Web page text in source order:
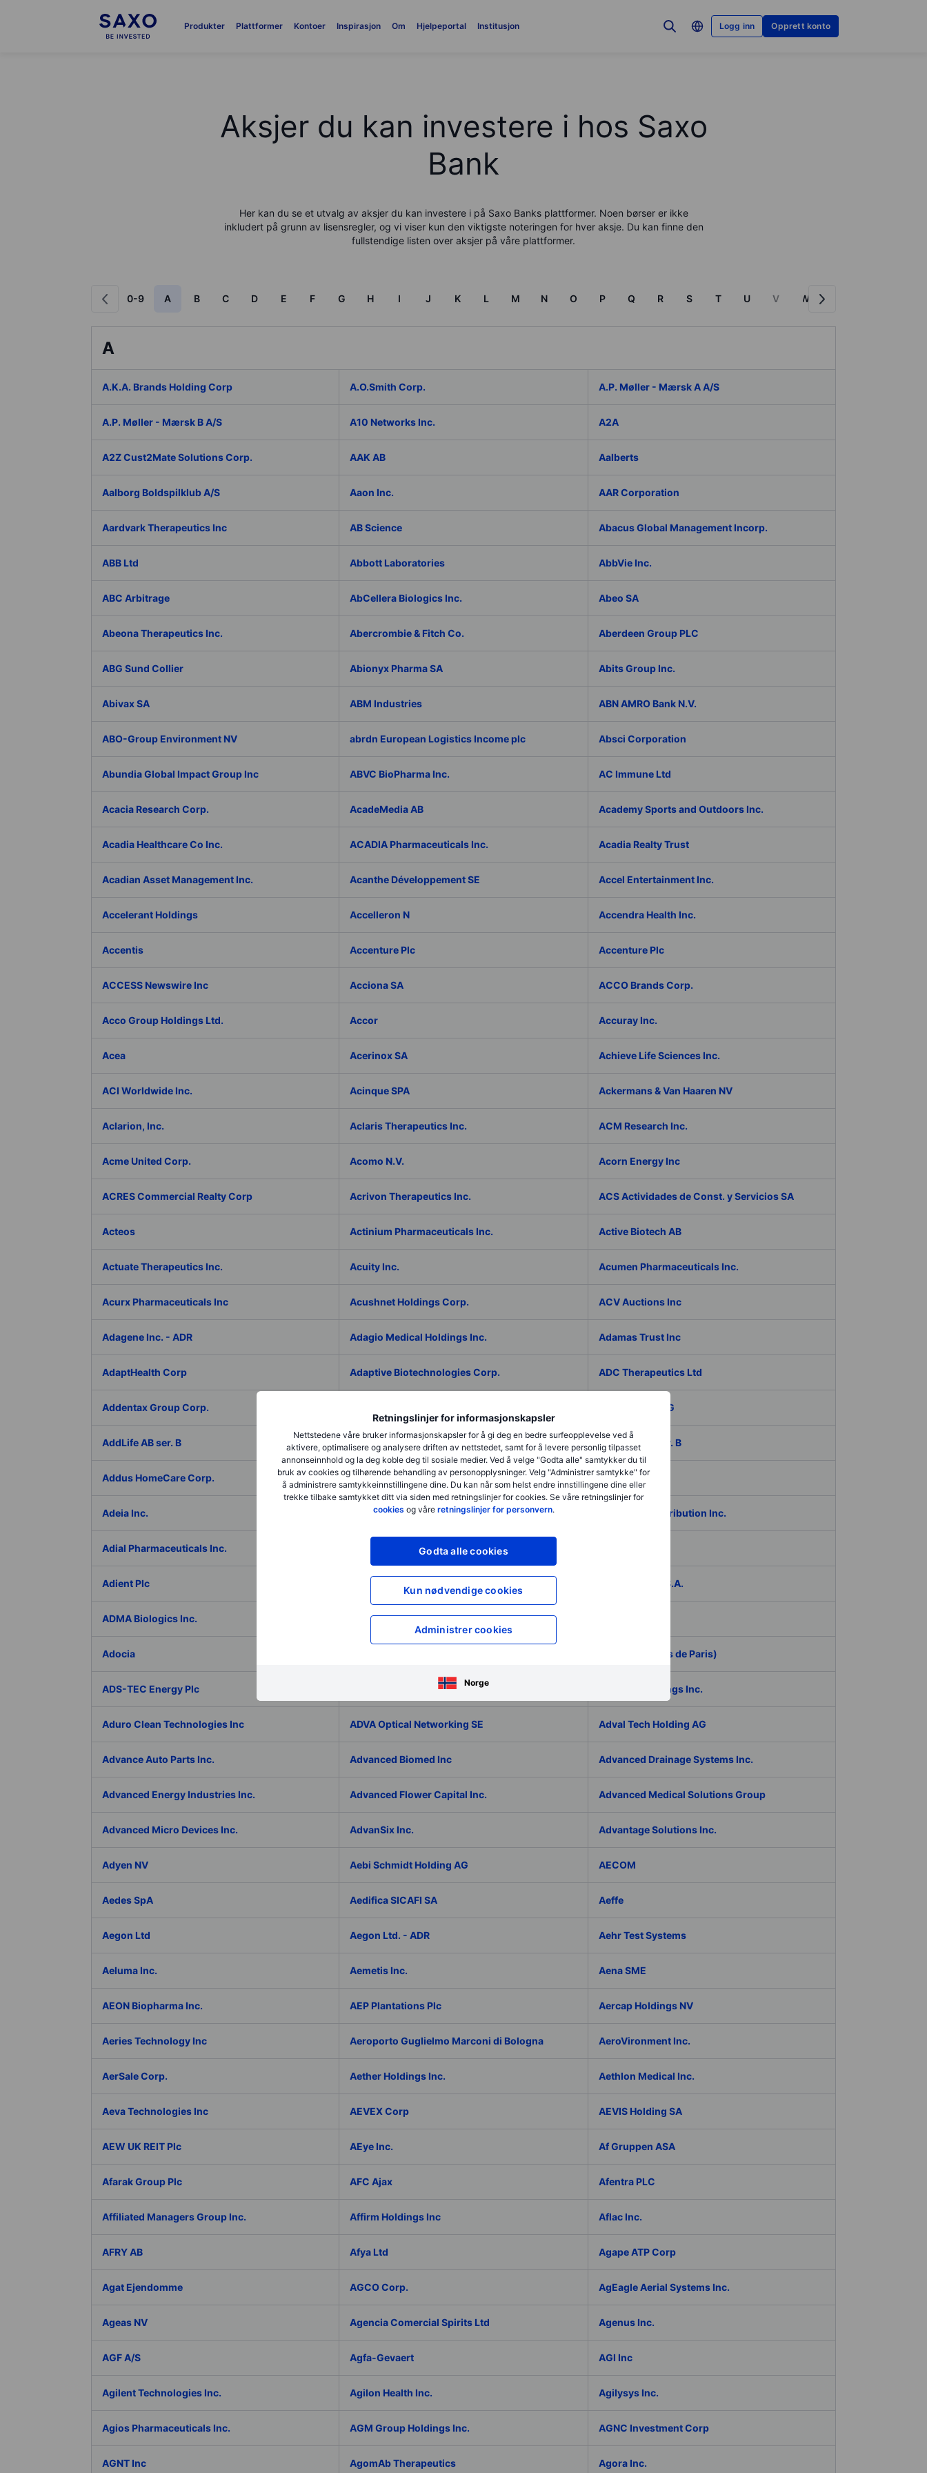
Produkter Plattformer Kontoer Inspirasjon Om Hjelpeportal Institusjon Logg inn Opprett konto
Retningslinjer for informasjonskapsler
Nettstedene våre bruker informasjonskapsler for å gi deg en bedre surfeopplevelse ved å
aktivere, optimalisere og analysere driften av nettstedet, samt for å levere personlig tilpasset
annonseinnhold og la deg koble deg til sosiale medier. Ved å velge "Godta alle" samtykker du til
bruk av cookies og tilhørende behandling av personopplysninger. Velg "Administrer samtykke" for
å administrere samtykkeinnstillingene dine. Du kan når som helst endre innstillingene dine eller
trekke tilbake samtykket ditt via siden med retningslinjer for cookies. Se våre retningslinjer for
cookies og våre retningslinjer for personvern.
Godta alle cookies
Kun nødvendige cookies
Administrer cookies
Norge
Aksjer du kan investere i hos Saxo
Bank
Her kan du se et utvalg av aksjer du kan investere i på Saxo Banks plattformer. Noen børser er ikke
inkludert på grunn av lisensregler, og vi viser kun den viktigste noteringen for hver aksje. Du kan finne den
fullstendige listen over aksjer på våre plattformer.
0-9 A B C D E F G H I J K L M N O P Q R S T U V W
A
A.K.A. Brands Holding Corp A.O.Smith Corp. A.P. Møller - Mærsk A A/S
A.P. Møller - Mærsk B A/S A10 Networks Inc. A2A
A2Z Cust2Mate Solutions Corp. AAK AB Aalberts
Aalborg Boldspilklub A/S Aaon Inc. AAR Corporation
Aardvark Therapeutics Inc AB Science Abacus Global Management Incorp.
ABB Ltd Abbott Laboratories AbbVie Inc.
ABC Arbitrage AbCellera Biologics Inc. Abeo SA
Abeona Therapeutics Inc. Abercrombie & Fitch Co. Aberdeen Group PLC
ABG Sund Collier Abionyx Pharma SA Abits Group Inc.
Abivax SA ABM Industries ABN AMRO Bank N.V.
ABO-Group Environment NV abrdn European Logistics Income plc Absci Corporation
Abundia Global Impact Group Inc ABVC BioPharma Inc. AC Immune Ltd
Acacia Research Corp. AcadeMedia AB Academy Sports and Outdoors Inc.
Acadia Healthcare Co Inc. ACADIA Pharmaceuticals Inc. Acadia Realty Trust
Acadian Asset Management Inc. Acanthe Développement SE Accel Entertainment Inc.
Accelerant Holdings Accelleron N Accendra Health Inc.
Accentis Accenture Plc Accenture Plc
ACCESS Newswire Inc Acciona SA ACCO Brands Corp.
Acco Group Holdings Ltd. Accor Accuray Inc.
Acea Acerinox SA Achieve Life Sciences Inc.
ACI Worldwide Inc. Acinque SPA Ackermans & Van Haaren NV
Aclarion, Inc. Aclaris Therapeutics Inc. ACM Research Inc.
Acme United Corp. Acomo N.V. Acorn Energy Inc
ACRES Commercial Realty Corp Acrivon Therapeutics Inc. ACS Actividades de Const. y Servicios SA
Acteos Actinium Pharmaceuticals Inc. Active Biotech AB
Actuate Therapeutics Inc. Acuity Inc. Acumen Pharmaceuticals Inc.
Acurx Pharmaceuticals Inc Acushnet Holdings Corp. ACV Auctions Inc
Adagene Inc. - ADR Adagio Medical Holdings Inc. Adamas Trust Inc
AdaptHealth Corp Adaptive Biotechnologies Corp. ADC Therapeutics Ltd
Addentax Group Corp. Addiko Bank AG
AddLife AB ser. B AddNode Group AB ser. B Addtech AB ser. B
Addus HomeCare Corp. Adecco Group Inc. Adecoagro SA
Adeia Inc. adesso K AG ADI Global Distribution Inc.
Adial Pharmaceuticals Inc.
Adient Plc ADLER Group S.A.
ADMA Biologics Inc. Admiral Group Plc
Adocia ADP (Aeroports de Paris)
ADS-TEC Energy Plc ADTRAN Holdings Inc.
Aduro Clean Technologies Inc ADVA Optical Networking SE Adval Tech Holding AG
Advance Auto Parts Inc. Advanced Biomed Inc Advanced Drainage Systems Inc.
Advanced Energy Industries Inc. Advanced Flower Capital Inc. Advanced Medical Solutions Group
Advanced Micro Devices Inc. AdvanSix Inc. Advantage Solutions Inc.
Adyen NV Aebi Schmidt Holding AG AECOM
Aedes SpA Aedifica SICAFI SA Aeffe
Aegon Ltd Aegon Ltd. - ADR Aehr Test Systems
Aeluma Inc. Aemetis Inc. Aena SME
AEON Biopharma Inc. AEP Plantations Plc Aercap Holdings NV
Aeries Technology Inc Aeroporto Guglielmo Marconi di Bologna AeroVironment Inc.
AerSale Corp. Aether Holdings Inc. Aethlon Medical Inc.
Aeva Technologies Inc AEVEX Corp AEVIS Holding SA
AEW UK REIT Plc AEye Inc. Af Gruppen ASA
Afarak Group Plc AFC Ajax Afentra PLC
Affiliated Managers Group Inc. Affirm Holdings Inc Aflac Inc.
AFRY AB Afya Ltd Agape ATP Corp
Agat Ejendomme AGCO Corp. AgEagle Aerial Systems Inc.
Ageas NV Agencia Comercial Spirits Ltd Agenus Inc.
AGF A/S Agfa-Gevaert AGI Inc
Agilent Technologies Inc. Agilon Health Inc. Agilysys Inc.
Agios Pharmaceuticals Inc. AGM Group Holdings Inc. AGNC Investment Corp
AGNT Inc AgomAb Therapeutics Agora Inc.